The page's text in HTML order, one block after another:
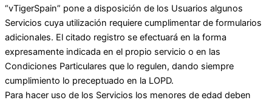
“vTigerSpain” pone a disposición de los Usuarios algunos
Servicios cuya utilización requiere cumplimentar de formularios
adicionales. El citado registro se efectuará en la forma
expresamente indicada en el propio servicio o en las
Condiciones Particulares que lo regulen, dando siempre
cumplimiento lo preceptuado en la LOPD.
Para hacer uso de los Servicios los menores de edad deben